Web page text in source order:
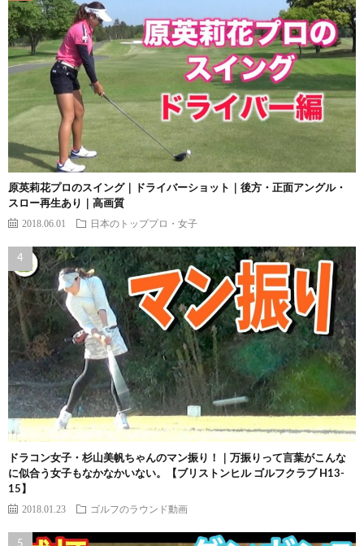
原英莉花プロのスイング｜ドライバーショット｜後方・正面アングル・
スロー再生あり｜高画質
2018.06.01 日本のトッププロ・女子
ドラコン女子・杉山美帆ちゃんのマン振り！｜万振りって言葉がこんな
に似合う女子もなかなかいない。【ブリストンヒル ゴルフクラブ H13-
15】
2018.01.23 ゴルフのラウンド動画